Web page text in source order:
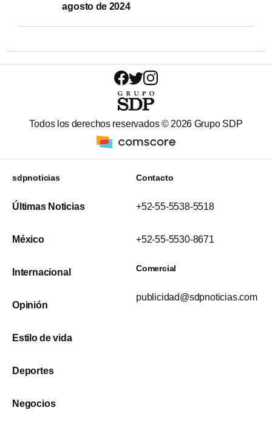
agosto de 2024
Todos los derechos reservados ©2026 Grupo SDP
sdpnoticias
Últimas Noticias
México
Internacional
Opinión
Estilo de vida
Deportes
Negocios
Contacto
+52-55-5538-5518
+52-55-5530-8671
Comercial
publicidad@sdpnoticias.com